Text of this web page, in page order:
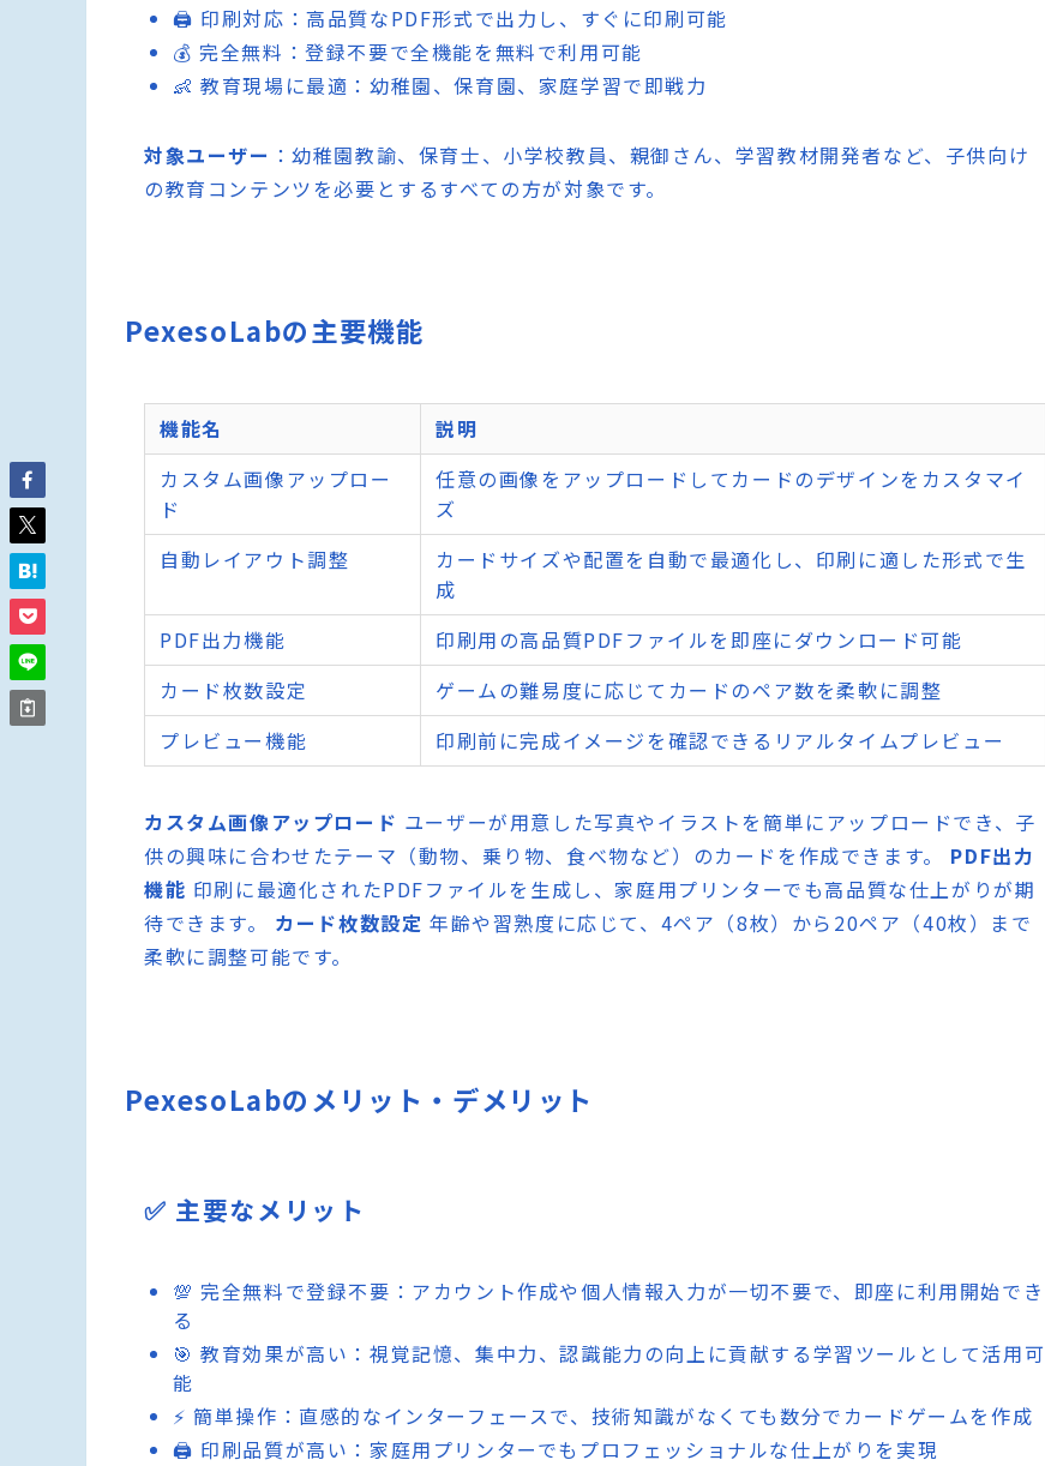
🖨️ 印刷対応：高品質なPDF形式で出力し、すぐに印刷可能
💰 完全無料：登録不要で全機能を無料で利用可能
👶 教育現場に最適：幼稚園、保育園、家庭学習で即戦力
対象ユーザー ：幼稚園教諭、保育士、小学校教員、親御さん、学習教材開発者など、子供向け
の教育コンテンツを必要とするすべての方が対象です。
PexesoLabの主要機能
機能名
説明
カスタム画像アップロー
ド
任意の画像をアップロードしてカードのデザインをカスタマイ
ズ
自動レイアウト調整
カードサイズや配置を自動で最適化し、印刷に適した形式で生
成
PDF出力機能
印刷用の高品質PDFファイルを即座にダウンロード可能
カード枚数設定
ゲームの難易度に応じてカードのペア数を柔軟に調整
プレビュー機能
印刷前に完成イメージを確認できるリアルタイムプレビュー
カスタム画像アップロード ユーザーが用意した写真やイラストを簡単にアップロードでき、子
供の興味に合わせたテーマ（動物、乗り物、食べ物など）のカードを作成できます。 PDF出力
機能 印刷に最適化されたPDFファイルを生成し、家庭用プリンターでも高品質な仕上がりが期
待できます。 カード枚数設定 年齢や習熟度に応じて、4ペア（8枚）から20ペア（40枚）まで
柔軟に調整可能です。
PexesoLabのメリット・デメリット
✅ 主要なメリット
💯 完全無料で登録不要：アカウント作成や個人情報入力が一切不要で、即座に利用開始でき
る
🎯 教育効果が高い：視覚記憶、集中力、認識能力の向上に貢献する学習ツールとして活用可
能
⚡ 簡単操作：直感的なインターフェースで、技術知識がなくても数分でカードゲームを作成
🖨️ 印刷品質が高い：家庭用プリンターでもプロフェッショナルな仕上がりを実現